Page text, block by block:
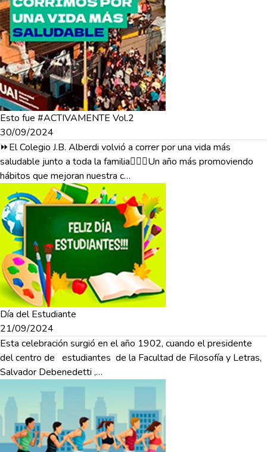
Esto fue #ACTIVAMENTE Vol.2
30/09/2024
⏩El Colegio J.B. Alberdi volvió a correr por una vida más
saludable junto a toda la familia🏃🏼‍♀️Un año más promoviendo
hábitos que mejoran nuestra c…
Día del Estudiante
21/09/2024
Esta celebración surgió en el año 1902, cuando el presidente
del centro de estudiantes de la Facultad de Filosofía y Letras,
Salvador Debenedetti ,…